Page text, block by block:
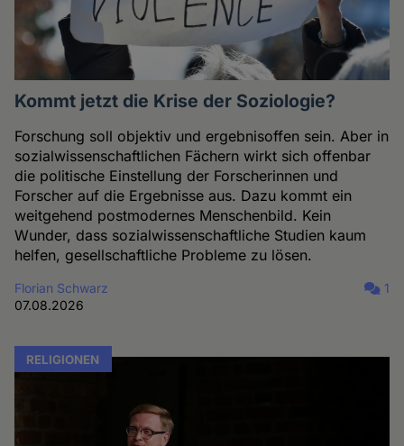
Kommt jetzt die Krise der Soziologie?
Forschung soll objektiv und ergebnisoffen sein. Aber in
sozialwissenschaftlichen Fächern wirkt sich offenbar
die politische Einstellung der Forscherinnen und
Forscher auf die Ergebnisse aus. Dazu kommt ein
weitgehend postmodernes Menschenbild. Kein
Wunder, dass sozialwissenschaftliche Studien kaum
helfen, gesellschaftliche Probleme zu lösen.
Florian Schwarz
07.08.2026
1
RELIGIONEN